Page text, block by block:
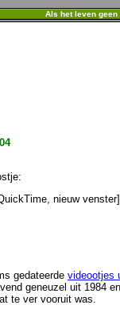
Als het leven geen
nieuw venster]
gedateerde videootjes
geneuzel uit 1984
te ver vooruit was.